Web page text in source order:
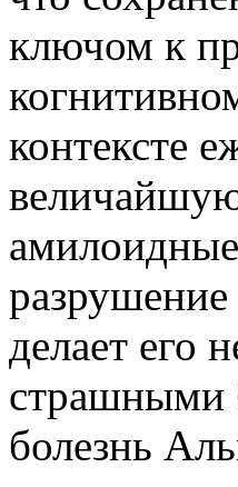
ключом к
контексте
делает его
страшными
болезнь